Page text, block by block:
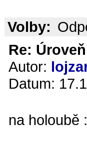
Volby:
Re:
Autor:
Datum:
na holoubě